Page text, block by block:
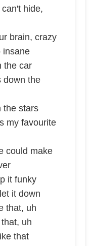
hide,
brain, crazy
insane
the car
down the
the stars
my favourite
could make
it funky
it down
that, uh
uh
that